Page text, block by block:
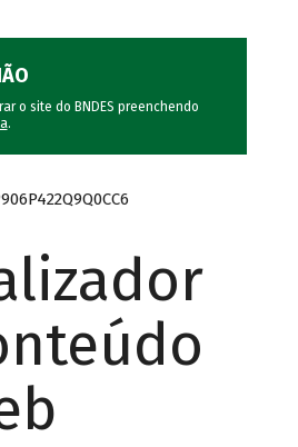
o site do BNDES preenchendo
.